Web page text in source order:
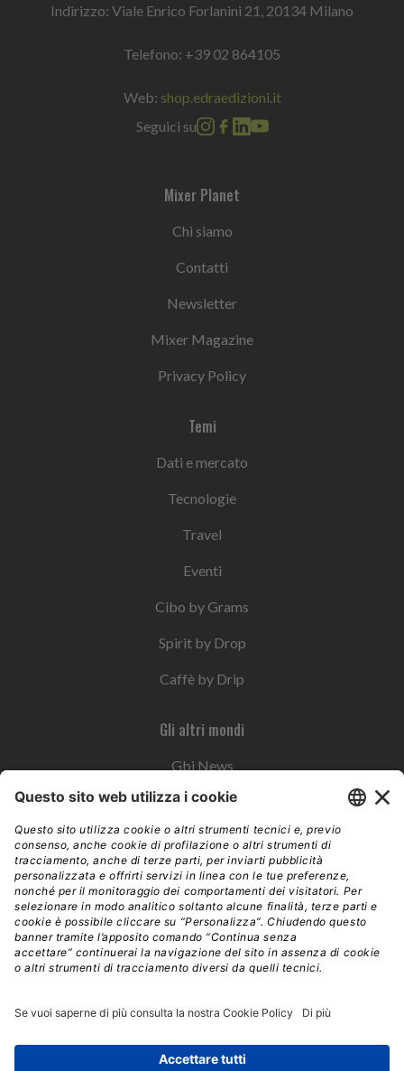
Indirizzo: Viale Enrico Forlanini 21, 20134 Milano
Telefono: +39 02 864105
Web: shop.edraedizioni.it
Seguici su
Mixer Planet
Chi siamo
Contatti
Newsletter
Mixer Magazine
Privacy Policy
Temi
Dati e mercato
Tecnologie
Travel
Eventi
Cibo by Grams
Spirit by Drop
Caffè by Drip
Gli altri mondi
Gbi News
Instoremag
Esplora il gruppo
Edra Edizioni
Edizioni LSWR
LSWR Group
Mixer è un prodotto del network Edra Edizioni. Direzione, amministrazione,